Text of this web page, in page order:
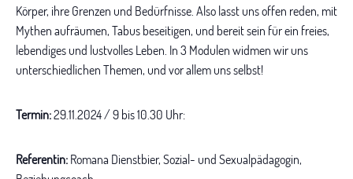
Körper, ihre Grenzen und Bedürfnisse. Also lasst uns offen reden, mit
Mythen aufräumen, Tabus beseitigen, und bereit sein für ein freies,
lebendiges und lustvolles Leben. In 3 Modulen widmen wir uns
unterschiedlichen Themen, und vor allem uns selbst!
Termin:29.11.2024 / 9 bis 10.30 Uhr:
Referentin: Romana Dienstbier, Sozial- und Sexualpädagogin,